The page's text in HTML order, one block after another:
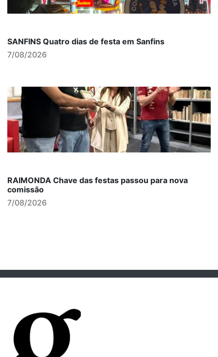
SANFINS Quatro dias de festa em Sanfins
7/08/2026
RAIMONDA Chave das festas passou para nova
comissão
7/08/2026